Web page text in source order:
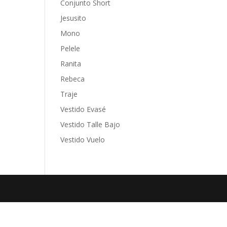
Conjunto Short
Jesusito
Mono
Pelele
Ranita
Rebeca
Traje
Vestido Evasé
Vestido Talle Bajo
Vestido Vuelo